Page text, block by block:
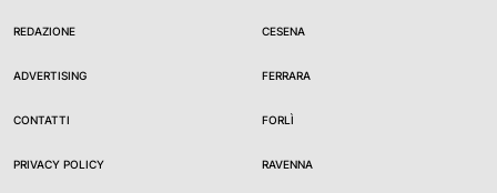
REDAZIONE
ADVERTISING
CONTATTI
PRIVACY POLICY
CESENA
FERRARA
FORLÌ
RAVENNA